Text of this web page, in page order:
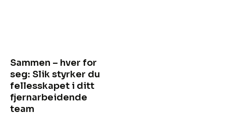
Sammen – hver for
seg: Slik styrker du
fellesskapet i ditt
fjernarbeidende
team